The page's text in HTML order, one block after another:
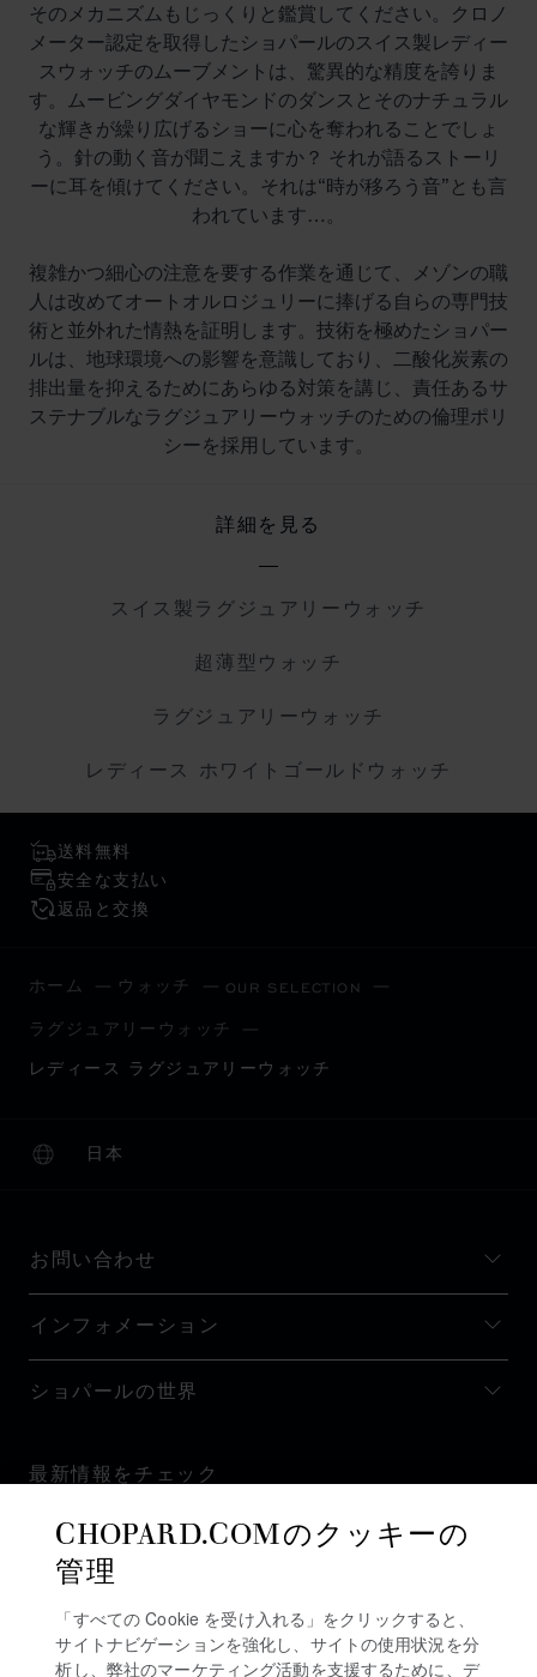
そのメカニズムもじっくりと鑑賞してください。クロノ
メーター認定を取得したショパールのスイス製レディー
スウォッチのムーブメントは、驚異的な精度を誇りま
す。ムービングダイヤモンドのダンスとそのナチュラル
な輝きが繰り広げるショーに心を奪われることでしょ
う。針の動く音が聞こえますか？ それが語るストーリ
ーに耳を傾けてください。それは“時が移ろう音”とも言
われています…。
複雑かつ細心の注意を要する作業を通じて、メゾンの職
人は改めてオートオルロジュリーに捧げる自らの専門技
術と並外れた情熱を証明します。技術を極めたショパー
ルは、地球環境への影響を意識しており、二酸化炭素の
排出量を抑えるためにあらゆる対策を講じ、責任あるサ
ステナブルなラグジュアリーウォッチのための倫理ポリ
シーを採用しています。
詳細を見る
スイス製ラグジュアリーウォッチ
超薄型ウォッチ
ラグジュアリーウォッチ
レディース ホワイトゴールドウォッチ
送料無料
安全な支払い
返品と交換
ホーム ウォッチ OUR SELECTION
ラグジュアリーウォッチ
レディース ラグジュアリーウォッチ
日本
ローカリゼーション (国の変更)
国の変更
お問い合わせ
インフォメーション
ショパールの世界
最新情報をチェック
ニュースレターを購読
CHOPARD.COMのクッキーの
管理
「すべての Cookie を受け入れる」をクリックすると、
サイトナビゲーションを強化し、サイトの使用状況を分
析し、弊社のマーケティング活動を支援するために、デ